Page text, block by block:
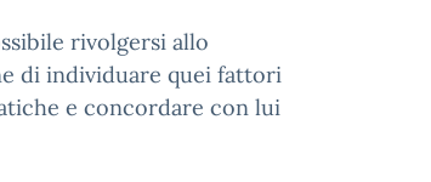
rivolgersi allo
di individuare quei fattori
e concordare con lui